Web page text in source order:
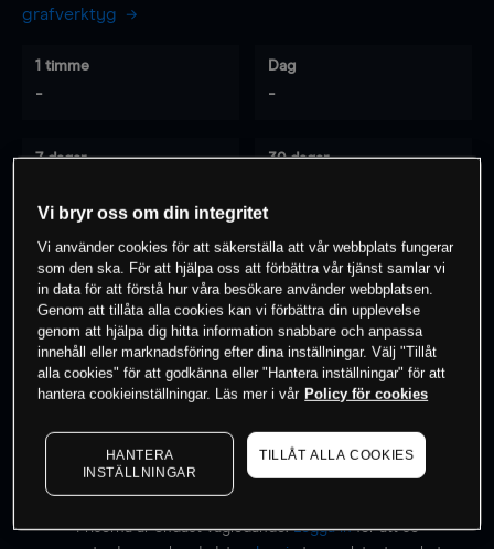
grafverktyg
1 timme
-
Dag
-
7 dagar 30 dagar
0% av kunderna har en position i detta
instrument
Börja handla
Priserna är endast vägledande.Logga inför att se
Vi bryr oss om din integritet
Vi använder cookies för att säkerställa att vår webbplats fungerar
som den ska. För att hjälpa oss att förbättra vår tjänst samlar vi
in data för att förstå hur våra besökare använder webbplatsen.
Genom att tillåta alla cookies kan vi förbättra din upplevelse
genom att hjälpa dig hitta information snabbare och anpassa
innehåll eller marknadsföring efter dina inställningar. Välj "Tillåt
alla cookies" för att godkänna eller "Hantera inställningar" för att
hantera cookieinställningar. Läs mer i vår Policy för cookies
HANTERA
INSTÄLLNINGAR
TILLÅT ALLA COOKIES